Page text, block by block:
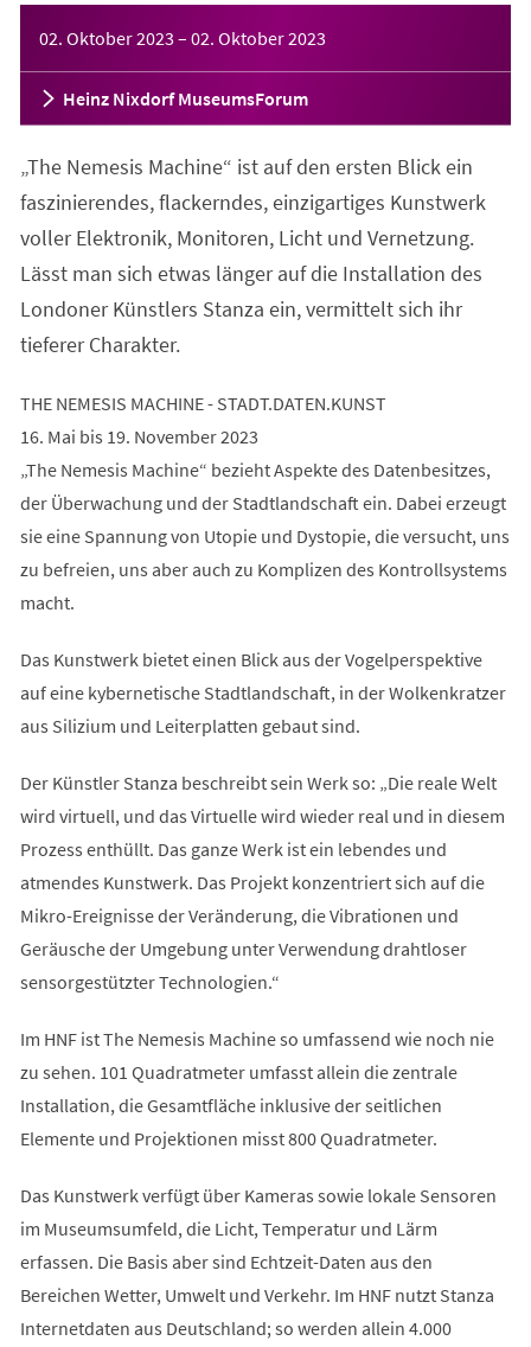
02. Oktober 2023 – 02. Oktober 2023
Heinz Nixdorf MuseumsForum
„The Nemesis Machine“ ist auf den ersten Blick ein
faszinierendes, flackerndes, einzigartiges Kunstwerk
voller Elektronik, Monitoren, Licht und Vernetzung.
Lässt man sich etwas länger auf die Installation des
Londoner Künstlers Stanza ein, vermittelt sich ihr
tieferer Charakter.
THE NEMESIS MACHINE - STADT.DATEN.KUNST
16. Mai bis 19. November 2023
„The Nemesis Machine“ bezieht Aspekte des Datenbesitzes,
der Überwachung und der Stadtlandschaft ein. Dabei erzeugt
sie eine Spannung von Utopie und Dystopie, die versucht, uns
zu befreien, uns aber auch zu Komplizen des Kontrollsystems
macht.
Das Kunstwerk bietet einen Blick aus der Vogelperspektive
auf eine kybernetische Stadtlandschaft, in der Wolkenkratzer
aus Silizium und Leiterplatten gebaut sind.
Der Künstler Stanza beschreibt sein Werk so: „Die reale Welt
wird virtuell, und das Virtuelle wird wieder real und in diesem
Prozess enthüllt. Das ganze Werk ist ein lebendes und
atmendes Kunstwerk. Das Projekt konzentriert sich auf die
Mikro-Ereignisse der Veränderung, die Vibrationen und
Geräusche der Umgebung unter Verwendung drahtloser
sensorgestützter Technologien.“
Im HNF ist The Nemesis Machine so umfassend wie noch nie
zu sehen. 101 Quadratmeter umfasst allein die zentrale
Installation, die Gesamtfläche inklusive der seitlichen
Elemente und Projektionen misst 800 Quadratmeter.
Das Kunstwerk verfügt über Kameras sowie lokale Sensoren
im Museumsumfeld, die Licht, Temperatur und Lärm
erfassen. Die Basis aber sind Echtzeit-Daten aus den
Bereichen Wetter, Umwelt und Verkehr. Im HNF nutzt Stanza
Internetdaten aus Deutschland; so werden allein 4.000